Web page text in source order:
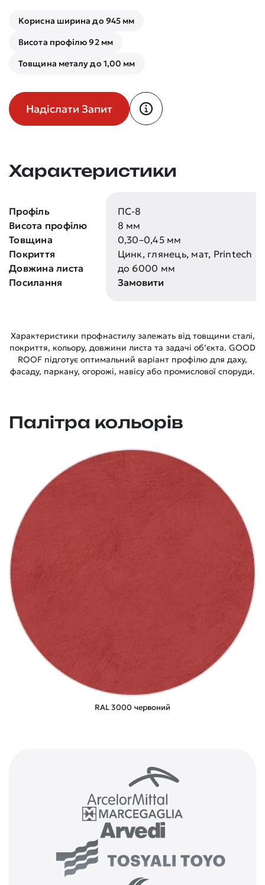
Корисна ширина до 945 мм
Висота профілю 92 мм
Товщина металу до 1,00 мм
Надіслати Запит
Характеристики
Профіль
Висота профілю
Товщина
Покриття
Довжина листа
Посилання
ПС-8
8 мм
0,30–0,45 мм
Цинк, глянець, мат, Printech
до 6000 мм
Замовити
Характеристики профнастилу залежать від товщини сталі,
покриття, кольору, довжини листа та задачі об’єкта. GOOD
ROOF підготує оптимальний варіант профілю для даху,
фасаду, паркану, огорожі, навісу або промислової споруди.
Палітра кольорів
RAL 3000 червоний